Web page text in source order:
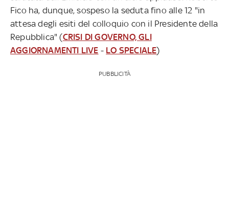
Fico ha, dunque, sospeso la seduta fino alle 12 "in
attesa degli esiti del colloquio con il Presidente della
Repubblica" (CRISI DI GOVERNO, GLI
AGGIORNAMENTI LIVE - LO SPECIALE)
PUBBLICITÀ